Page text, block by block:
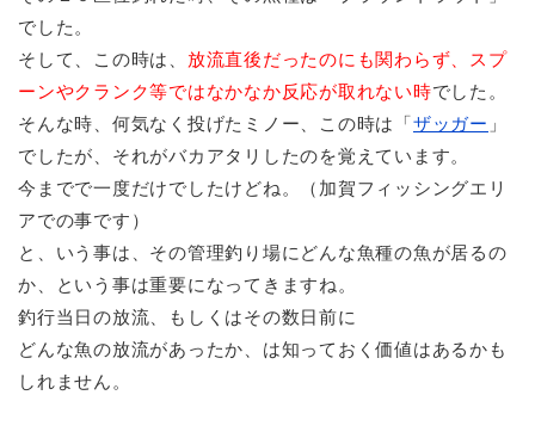
でした。
そして、この時は、 放流直後だったのにも関わらず、スプ
ーンやクランク等ではなかなか反応が取れない時でした。
そんな時、何気なく投げたミノー、この時は「ザッガー 」
でしたが、それがバカアタリしたのを覚えています。
今までで一度だけでしたけどね。（加賀フィッシングエリ
アでの事です）
と、いう事は、その管理釣り場にどんな魚種の魚が居るの
か、という事は重要になってきますね。
釣行当日の放流、もしくはその数日前に
どんな魚の放流があったか、は知っておく価値はあるかも
しれません。